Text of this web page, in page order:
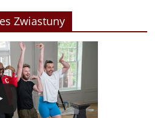
Zwiastuny